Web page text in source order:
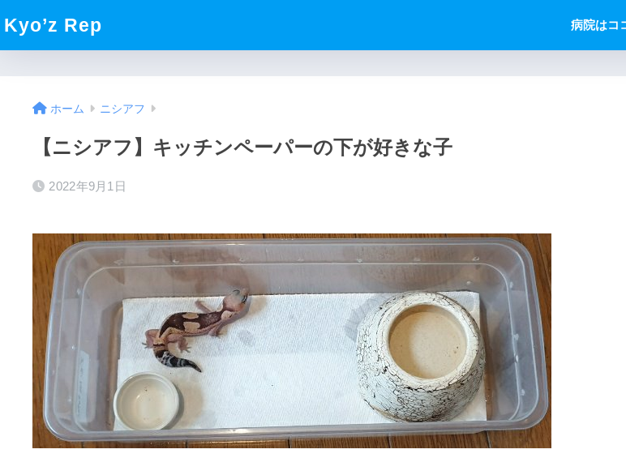
Kyo’z Rep 病院はコ
ホーム ニシアフ
【ニシアフ】キッチンペーパーの下が好きな子
2022年9月1日